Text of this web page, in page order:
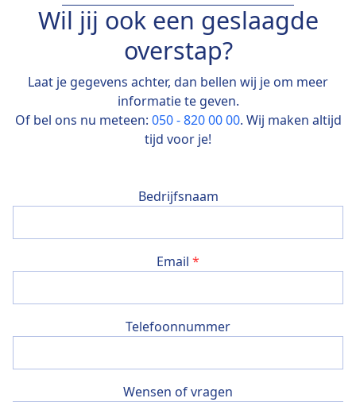
Wil jij ook een geslaagde
overstap?
Laat je gegevens achter, dan bellen wij je om meer
informatie te geven.
Of bel ons nu meteen: 050 - 820 00 00. Wij maken altijd
tijd voor je!
Bedrijfsnaam
Email *
Telefoonnummer
Wensen of vragen